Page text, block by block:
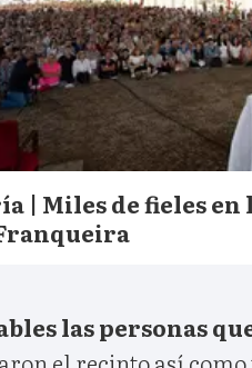
| Miles de fieles
las personas